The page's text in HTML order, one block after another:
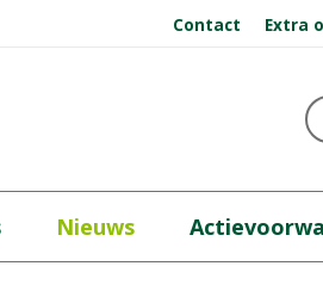
Contact Extra
Nieuws